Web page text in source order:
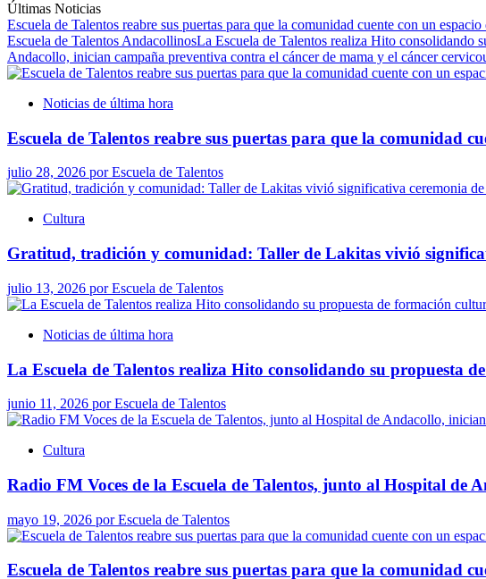
Últimas Noticias
Escuela de Talentos reabre sus puertas para que la comunidad cuente con un
Escuela de Talentos AndacollinosLa Escuela de Talentos realiza Hito consolidando
Andacollo, inician campaña preventiva contra el cáncer de mama y el cáncer
Noticias de última hora
Escuela de Talentos reabre sus puertas para que la comunidad
julio 28, 2026 porEscuela de Talentos
Cultura
Gratitud, tradición y comunidad: Taller de Lakitas vivió
julio 13, 2026 porEscuela de Talentos
Noticias de última hora
La Escuela de Talentos realiza Hito consolidando su propuesta
junio 11, 2026 porEscuela de Talentos
Cultura
Radio FM Voces de la Escuela de Talentos, junto al Hospital de
mayo 19, 2026 porEscuela de Talentos
Escuela de Talentos reabre sus puertas para que la comunidad